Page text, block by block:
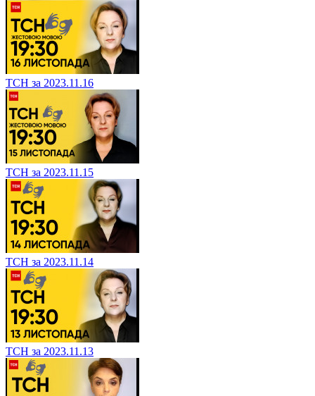
ТСН за 2023.11.16
ТСН за 2023.11.15
ТСН за 2023.11.14
ТСН за 2023.11.13